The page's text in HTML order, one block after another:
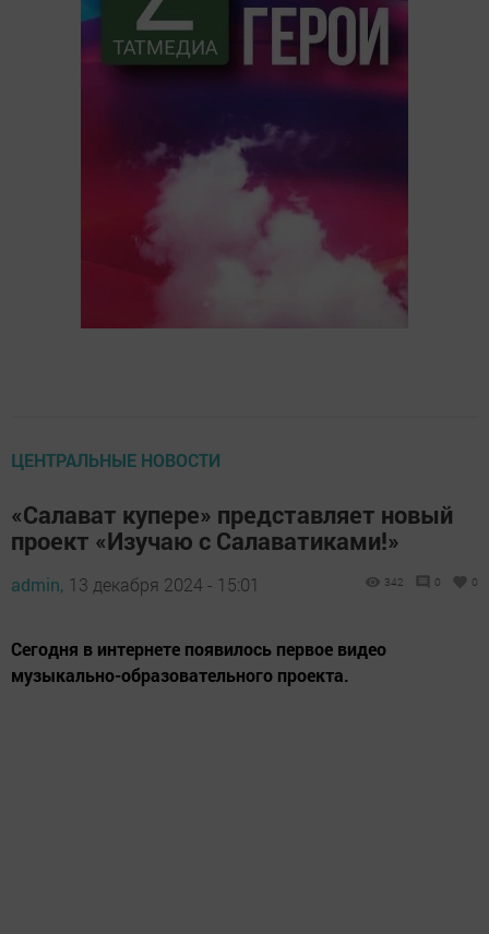
ЦЕНТРАЛЬНЫЕ НОВОСТИ
«Салават купере» представляет новый
проект «Изучаю с Салаватиками!»
admin, 13 декабря 2024 - 15:01 342 0 0
Сегодня в интернете появилось первое видео
музыкально-образовательного проекта.